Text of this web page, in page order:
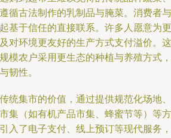
循古法制作的乳制品与腌菜。消费者与
基于信任的直接联系。许多人愿意为更
对环境更友好的生产方式支付溢价。这
模农户采用更生态的种植与养殖方式，
韧性。
统集市的价值，通过提供规范化场地、
集（如有机产品市集、蜂蜜节等）等方
入了电子支付、线上预订等现代服务，